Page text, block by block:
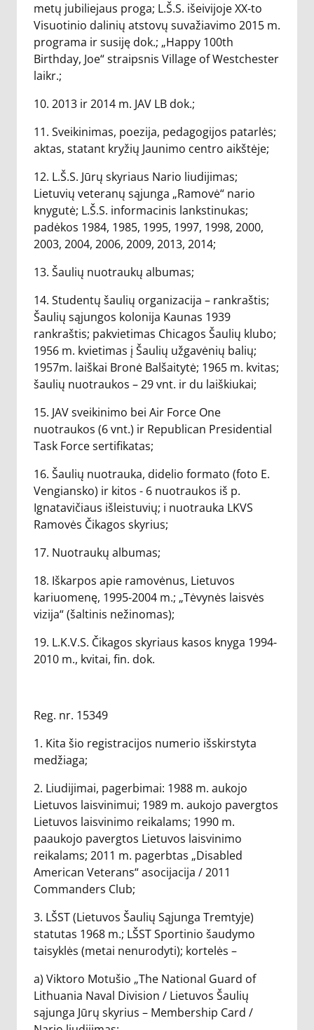
metų jubiliejaus proga; L.Š.S. išeivijoje XX-to
Visuotinio dalinių atstovų suvažiavimo 2015 m.
programa ir susiję dok.; „Happy 100th
Birthday, Joe“ straipsnis Village of Westchester
laikr.;
10. 2013 ir 2014 m. JAV LB dok.;
11. Sveikinimas, poezija, pedagogijos patarlės;
aktas, statant kryžių Jaunimo centro aikštėje;
12. L.Š.S. Jūrų skyriaus Nario liudijimas;
Lietuvių veteranų sąjunga „Ramovė“ nario
knygutė; L.Š.S. informacinis lankstinukas;
padėkos 1984, 1985, 1995, 1997, 1998, 2000,
2003, 2004, 2006, 2009, 2013, 2014;
13. Šaulių nuotraukų albumas;
14. Studentų šaulių organizacija – rankraštis;
Šaulių sąjungos kolonija Kaunas 1939
rankraštis; pakvietimas Chicagos Šaulių klubo;
1956 m. kvietimas į Šaulių užgavėnių balių;
1957m. laiškai Bronė Balšaitytė; 1965 m. kvitas;
šaulių nuotraukos – 29 vnt. ir du laiškiukai;
15. JAV sveikinimo bei Air Force One
nuotraukos (6 vnt.) ir Republican Presidential
Task Force sertifikatas;
16. Šaulių nuotrauka, didelio formato (foto E.
Vengiansko) ir kitos - 6 nuotraukos iš p.
Ignatavičiaus išleistuvių; i nuotrauka LKVS
Ramovės Čikagos skyrius;
17. Nuotraukų albumas;
18. Iškarpos apie ramovėnus, Lietuvos
kariuomenę, 1995-2004 m.; „Tėvynės laisvės
vizija“ (šaltinis nežinomas);
19. L.K.V.S. Čikagos skyriaus kasos knyga 1994-
2010 m., kvitai, fin. dok.
Reg. nr. 15349
1. Kita šio registracijos numerio išskirstyta
medžiaga;
2. Liudijimai, pagerbimai: 1988 m. aukojo
Lietuvos laisvinimui; 1989 m. aukojo pavergtos
Lietuvos laisvinimo reikalams; 1990 m.
paaukojo pavergtos Lietuvos laisvinimo
reikalams; 2011 m. pagerbtas „Disabled
American Veterans“ asocijacija / 2011
Commanders Club;
3. LŠST (Lietuvos Šaulių Sąjunga Tremtyje)
statutas 1968 m.; LŠST Sportinio šaudymo
taisyklės (metai nenurodyti); kortelės –
a) Viktoro Motušio „The National Guard of
Lithuania Naval Division / Lietuvos Šaulių
sąjunga Jūrų skyrius – Membership Card /